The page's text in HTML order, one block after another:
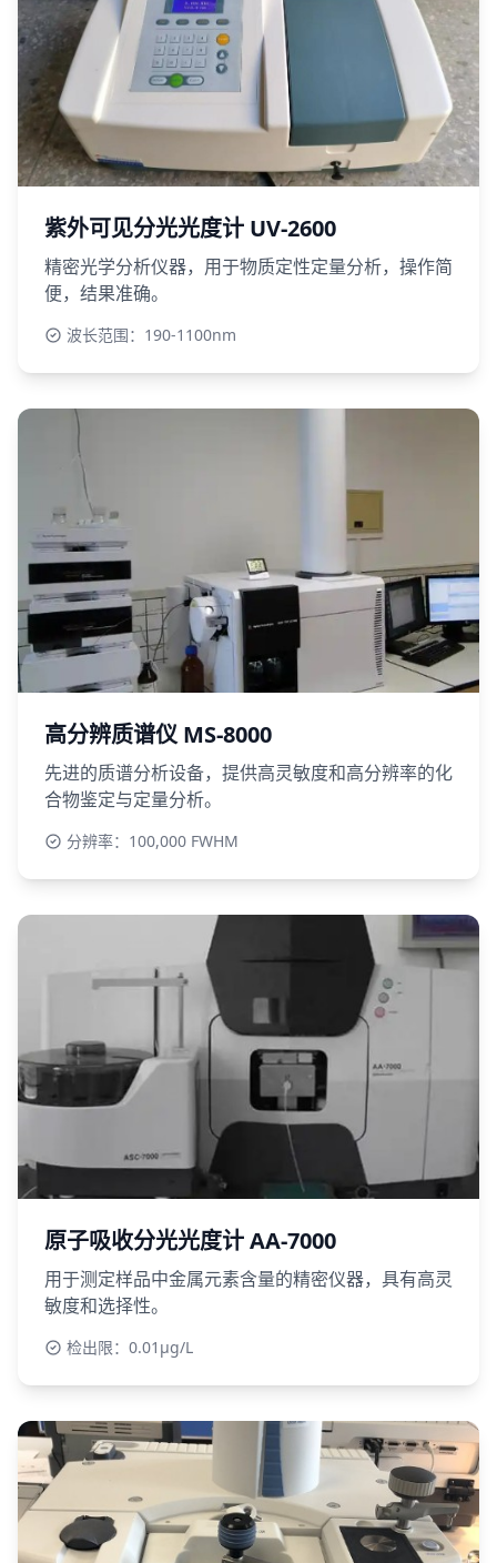
紫外可见分光光度计 UV-2600
精密光学分析仪器，用于物质定性定量分析，操作简
便，结果准确。
波长范围：190-1100nm
高分辨质谱仪 MS-8000
先进的质谱分析设备，提供高灵敏度和高分辨率的化
合物鉴定与定量分析。
分辨率：100,000 FWHM
原子吸收分光光度计 AA-7000
用于测定样品中金属元素含量的精密仪器，具有高灵
敏度和选择性。
检出限：0.01μg/L